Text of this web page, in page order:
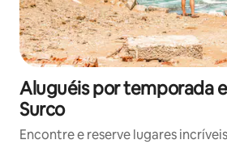
Aluguéis por temporada
Surco
Encontre e reserve lugares